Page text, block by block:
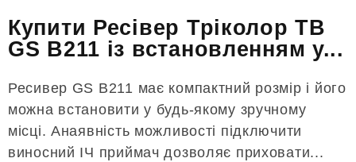
Купити Ресівер Тріколор ТВ
GS B211 із встановленням у...
Ресивер GS B211 має компактний розмір і його
можна встановити у будь-якому зручному
місці. Анаявність можливості підключити
виносний ІЧ приймач дозволяє приховати...